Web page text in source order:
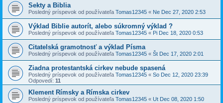
Sekty a Biblia
Posledný príspevok od používateľa Tomas12345 « Ne Dec 27, 2020 2:53
Výklad Biblie autorít, alebo súkromný výklad ?
Posledný príspevok od používateľa Tomas12345 « Pi Dec 18, 2020 0:53
Citatelská gramotnosť a výklad Písma
Posledný príspevok od používateľa Tomas12345 « Št Dec 17, 2020 2:01
Ziadna protestantská cirkev nebude spasená
Posledný príspevok od používateľa Tomas12345 « So Dec 12, 2020 23:39
Odpovedí: 11
Klement Rímsky a Rímska cirkev
Posledný príspevok od používateľa Tomas12345 « Ut Dec 08, 2020 1:50